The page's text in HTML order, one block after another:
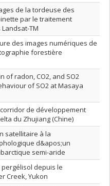
de la tordeuse des
par le traitement
TM
des images numériques de
forestière
of radon, CO2, and SO2
of SO2 at Masaya
de développement
du Zhujiang (Chine)
satellitaire à la
d&apos;un
semi-aride
depuis le
Creek, Yukon